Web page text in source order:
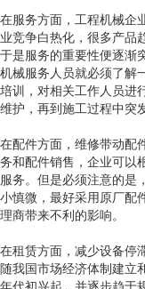
在服务方面，工程机械企
业竞争白热化，很多产品
于是服务的重要性便逐渐
机械服务人员就必须了解
培训，对相关工作人员进
维护，再到施工过程中突
在配件方面，维修带动配
务和配件销售，企业可以
服务。但是必须注意的是
小慎微，最好采用原厂配
理商带来不利的影响。
在租赁方面，减少设备停
随我国市场经济体制建立